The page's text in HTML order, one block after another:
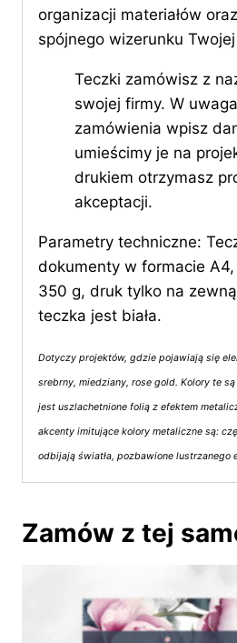
organizacji materiałów
spójnego wizerunku
Teczki zamówisz z
swojej firmy. W
zamówienia wpisz
umieścimy je na
drukiem otrzymasz
akceptacji.
Parametry techniczne:
dokumenty w formacie
350 g, druk tylko na
teczka jest biała.
Dotyczy projektów, gdzie pojawiają się
srebrny, miedziany, rose gold. Kolory te
jest uszlachetnione folią z efektem
akcenty imitujące kolory metaliczne są:
odbijają światła, pozbawione lustrzanego
Zamów z tej